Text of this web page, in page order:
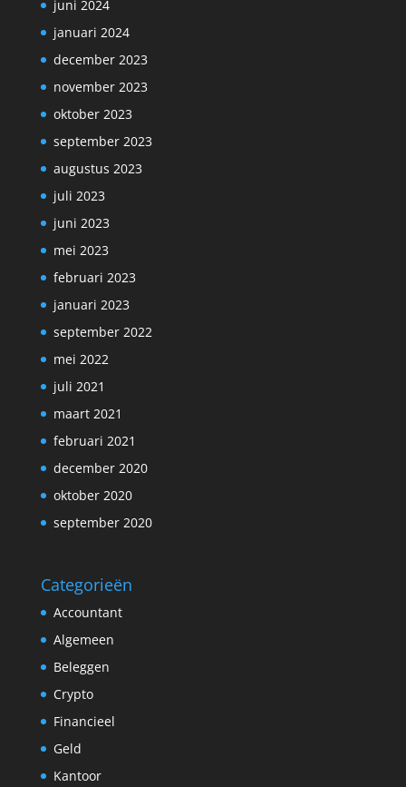
juni 2024
januari 2024
december 2023
november 2023
oktober 2023
september 2023
augustus 2023
juli 2023
juni 2023
mei 2023
februari 2023
januari 2023
september 2022
mei 2022
juli 2021
maart 2021
februari 2021
december 2020
oktober 2020
september 2020
Categorieën
Accountant
Algemeen
Beleggen
Crypto
Financieel
Geld
Kantoor